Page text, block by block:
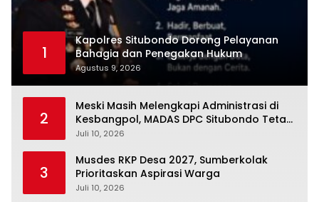
1
Kapolres Situbondo Dorong Pelayanan
Bahagia dan Penegakan Hukum
Agustus 9, 2026
2
Meski Masih Melengkapi Administrasi di
Kesbangpol, MADAS DPC Situbondo Tetap
Istiqamah Mengabdi kepada Masyarakat
Juli 10, 2026
3
Musdes RKP Desa 2027, Sumberkolak
Prioritaskan Aspirasi Warga
Juli 10, 2026